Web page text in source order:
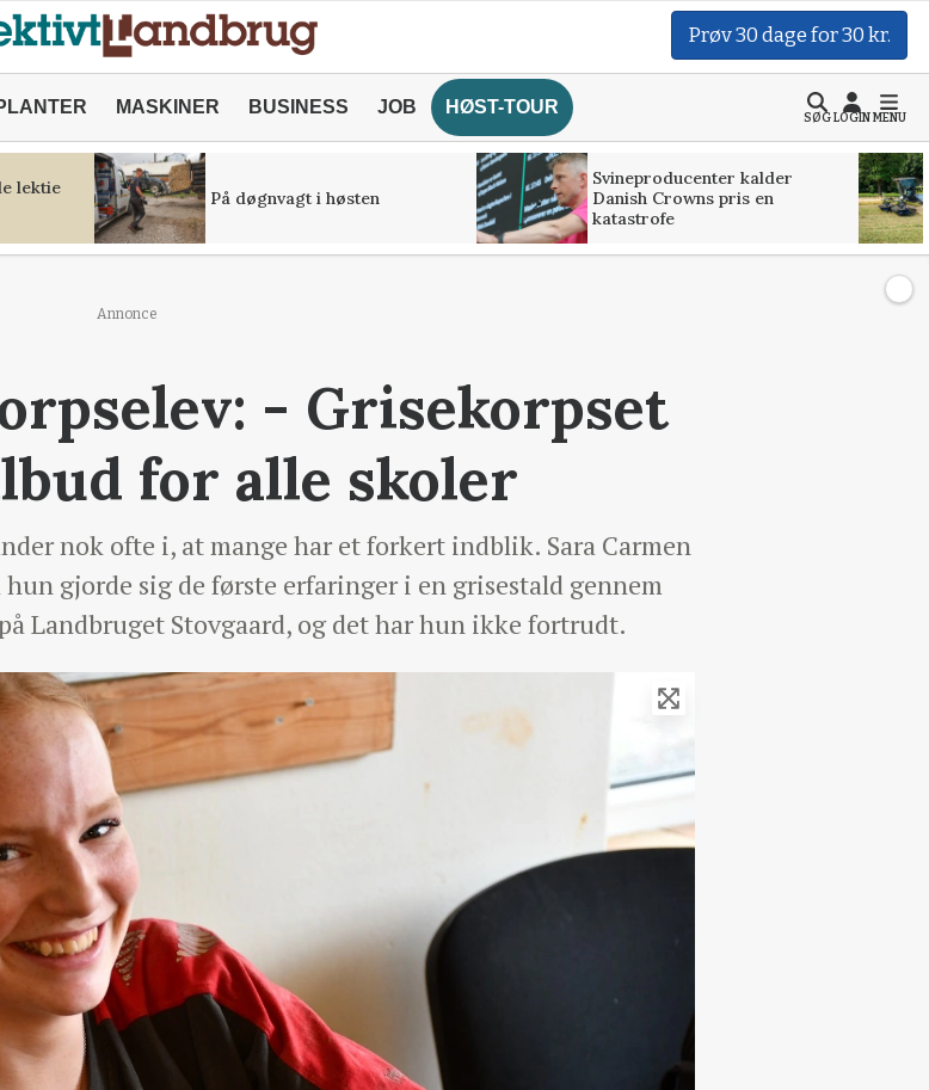
Prøv 30 dage for 30 kr.
MASKINER BUSINESS JOB HØST-TOUR
SØGLOGINMENU
lektie
På døgnvagt i høsten
Svineproducenter kalder
Danish Crowns pris en
katastrofe
Annonce
- Grisekorpset
for alle skoler
nok ofte i, at mange har et forkert indblik. Sara Carmen
gjorde sig de første erfaringer i en grisestald gennem
Landbruget Stovgaard, og det har hun ikke fortrudt.